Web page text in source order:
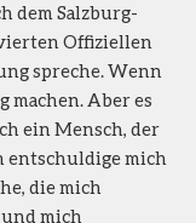
dem Salzburg-
Offiziellen
spreche. Wenn
machen. Aber es
ein Mensch, der
entschuldige mich
die mich
mich